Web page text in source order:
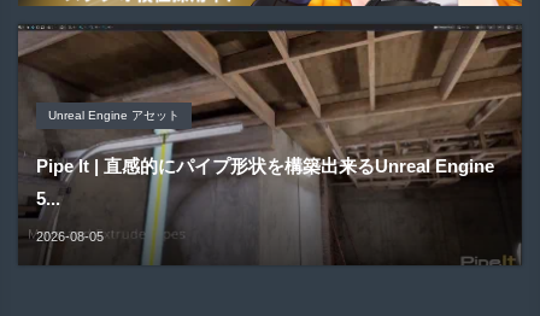
Unreal Engine アセット
Pipe It | 直感的にパイプ形状を構築出来るUnreal Engine
5...
2026-08-05
Unreal Engine アセット
Directive Utilities | ブループリントライブラリやエディタ
ス...
2026-08-03
Unity 本
Unityエフェクトレシピブック パーツを組み合わせて作れ
る | ktk.kum...
2026-08-03
アセット-Asset
SiroinoSotai | 完全無料＆CC0 で商用利用OKなVRChat
向け...
2026-08-02
Blender アドオン
Bioform | 現役臨床医の3DCGアーティストが実際の解剖
学に基づいて構築...
2026-08-01